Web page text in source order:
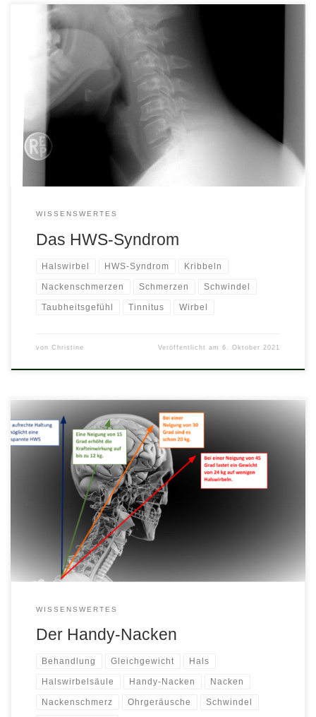
Treten wirbelsäulenbedingte Nackenschmerzen auf, spricht man
von einem HWS-Syndrom. Die Schmerzen können dabei bis in
die Arme, Hände und Schultern ausstrahlen. Ursächlich sind
häufig degenerative Veränderungen der Halswirbelsäule. Aber
auch andere Ursachen wie Verletzungen oder Fehlstellungen der
Wirbelsäule (z. B. Skoliose) können Auslöser sein. Ein
chronisches HWS-Syndrom entsteht meist durch plötzliche
Überbeanspruchung. Z. B. […]
WISSENSWERTES
Das HWS-Syndrom
Halswirbel HWS-Syndrom Kribbeln
Nackenschmerzen Schmerzen Schwindel
Taubheitsgefühl Tinnitus Wirbel
von Christine Veröffentlicht am6. Oktober 2021
Wer viel nach unten auf sein Handy, Tablet oder Buch blickt,
belastet seine Wirbelsäule mit Extra-Gewicht, das auf den
Nacken drückt. Je stärker wir unseren Kopf nach vorne oder
hinten neigen, desto höher wird die Zugkraft auf
die Halswirbelsäule. Schon bei einem Neigungswinkel des Kopfes
um 15 Grad erhöht sich die […]
WISSENSWERTES
Der Handy-Nacken
Behandlung Gleichgewicht Hals
Halswirbelsäule Handy-Nacken Nacken
Nackenschmerz Ohrgeräusche Schwindel